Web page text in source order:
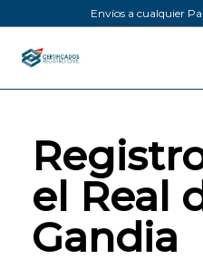
al
contenido
Envíos a cualquier
el Real
Gandia